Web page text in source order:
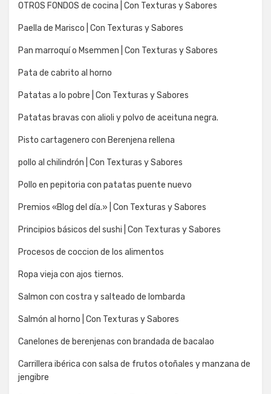
OTROS FONDOS de cocina | Con Texturas y Sabores
Paella de Marisco | Con Texturas y Sabores
Pan marroquí o Msemmen | Con Texturas y Sabores
Pata de cabrito al horno
Patatas a lo pobre | Con Texturas y Sabores
Patatas bravas con alioli y polvo de aceituna negra.
Pisto cartagenero con Berenjena rellena
pollo al chilindrón | Con Texturas y Sabores
Pollo en pepitoria con patatas puente nuevo
Premios «Blog del día.» | Con Texturas y Sabores
Principios básicos del sushi | Con Texturas y Sabores
Procesos de coccion de los alimentos
Ropa vieja con ajos tiernos.
Salmon con costra y salteado de lombarda
Salmón al horno | Con Texturas y Sabores
Canelones de berenjenas con brandada de bacalao
Carrillera ibérica con salsa de frutos otoñales y manzana de
jengibre